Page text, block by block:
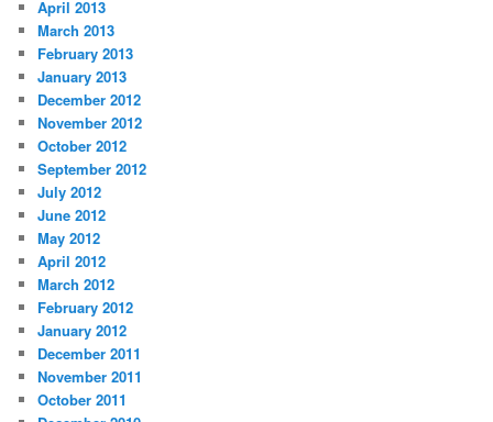
April 2013
March 2013
February 2013
January 2013
December 2012
November 2012
October 2012
September 2012
July 2012
June 2012
May 2012
April 2012
March 2012
February 2012
January 2012
December 2011
November 2011
October 2011